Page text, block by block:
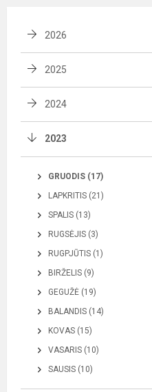
2026
2025
2024
2023
GRUODIS (17)
LAPKRITIS (21)
SPALIS (13)
RUGSĖJIS (3)
RUGPJŪTIS (1)
BIRŽELIS (9)
GEGUŽĖ (19)
BALANDIS (14)
KOVAS (15)
VASARIS (10)
SAUSIS (10)